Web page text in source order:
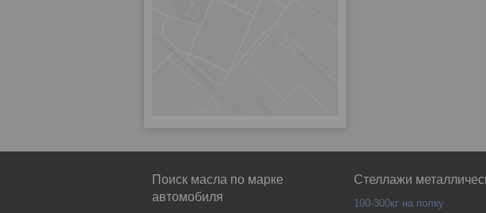
Поиск масла по марке
автомобиля
Стеллажи
100-300кг на полку